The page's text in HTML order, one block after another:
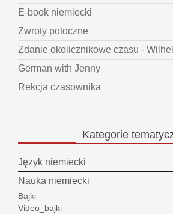
E-book niemiecki
Zwroty potoczne
Zdanie okolicznikowe czasu -
German with Jenny
Rekcja czasownika
Kategorie
Język niemiecki
Nauka niemiecki
Bajki
Video_bajki